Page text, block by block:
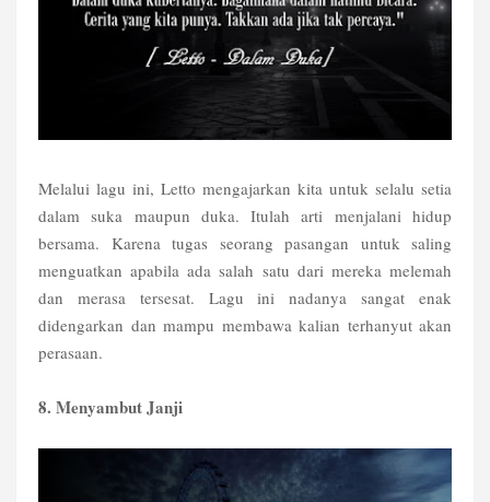
Melalui lagu ini, Letto mengajarkan kita untuk selalu setia
dalam suka maupun duka. Itulah arti menjalani hidup
bersama. Karena tugas seorang pasangan untuk saling
menguatkan apabila ada salah satu dari mereka melemah
dan merasa tersesat. Lagu ini nadanya sangat enak
didengarkan dan mampu membawa kalian terhanyut akan
perasaan.
8. Menyambut Janji